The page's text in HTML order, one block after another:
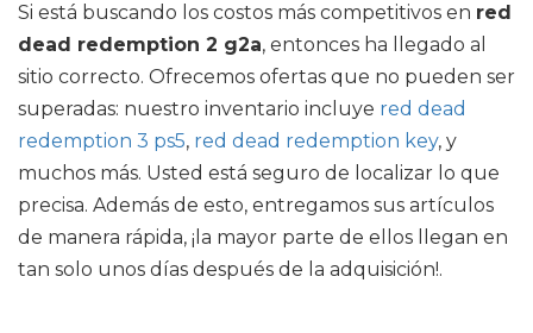
Si está buscando los costos más competitivos en red
dead redemption 2 g2a, entonces ha llegado al
sitio correcto. Ofrecemos ofertas que no pueden ser
superadas: nuestro inventario incluye red dead
redemption 3 ps5, red dead redemption key, y
muchos más. Usted está seguro de localizar lo que
precisa. Además de esto, entregamos sus artículos
de manera rápida, ¡la mayor parte de ellos llegan en
tan solo unos días después de la adquisición!.